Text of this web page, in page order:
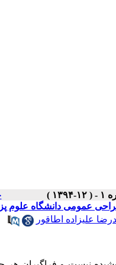
عمومی دانشگاه علوم
علیزاده اطاقور